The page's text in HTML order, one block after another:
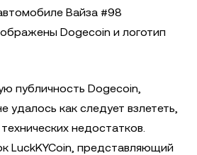
Вайза #98
Dogecoin и логотип
публичность Dogecoin,
удалось как следует взлететь,
недостатков.
LuckKYCoin, представляющий